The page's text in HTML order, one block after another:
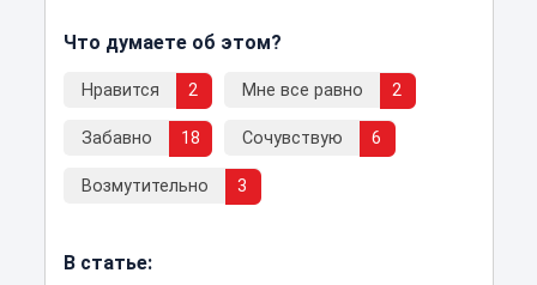
Что думаете об этом?
Нравится 2 Мне все равно 2
Забавно 18 Сочувствую 6
Возмутительно 3
В статье: